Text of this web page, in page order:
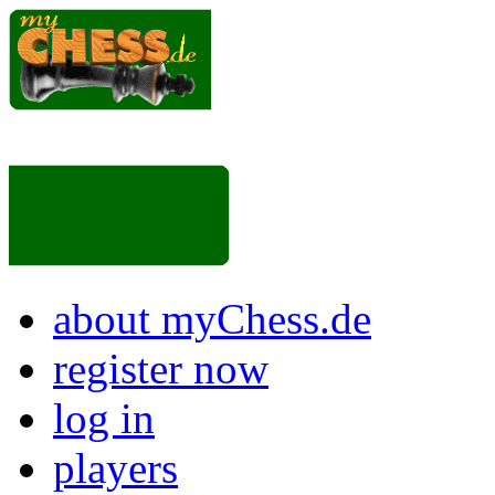
about myChess.de
register now
log in
players